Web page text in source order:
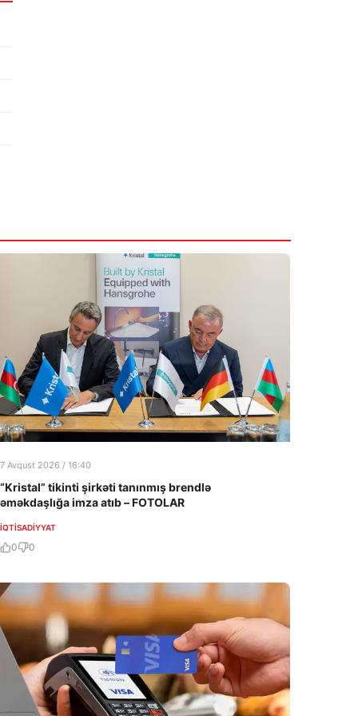
7 Avqust 2026 / 16:40
“Kristal” tikinti şirkəti tanınmış brendlə
əməkdaşlığa imza atıb – FOTOLAR
İQTISADIYYAT
0 0